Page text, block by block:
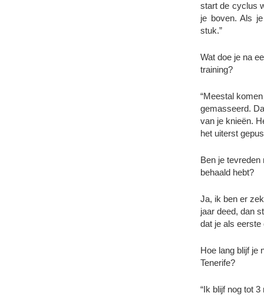
start de cyclus
je boven. Als
stuk.”
Wat doe je na
training?
“Meestal
gemasseerd.
van je knieën.
het uiterst
Ben je tevreden
behaald hebt?
Ja, ik ben er
jaar deed, dan
dat je als eerste
Hoe lang blijf je
Tenerife?
“Ik blijf nog tot